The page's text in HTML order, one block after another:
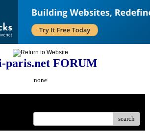
paris.net FORUM
none
search